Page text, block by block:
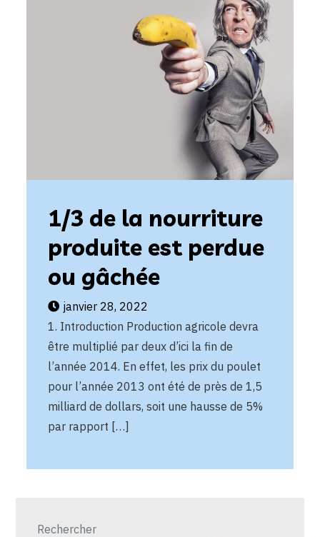
1/3 de la nourriture
produite est perdue
ou gâchée
janvier 28, 2022
1. Introduction Production agricole devra
être multiplié par deux d’ici la fin de
l’année 2014. En effet, les prix du poulet
pour l’année 2013 ont été de près de 1,5
milliard de dollars, soit une hausse de 5%
par rapport […]
Rechercher